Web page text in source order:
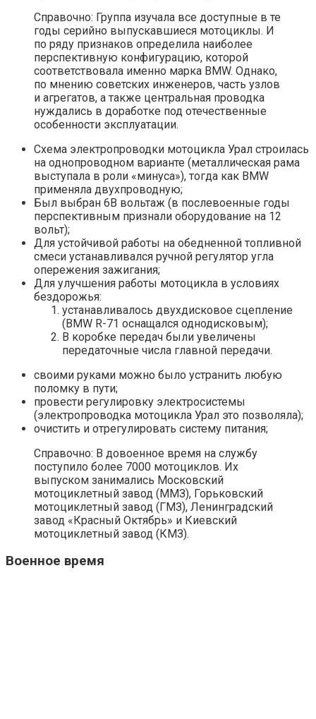
Справочно: Группа изучала все доступные в те
годы серийно выпускавшиеся мотоциклы. И
по ряду признаков определила наиболее
перспективную конфигурацию, которой
соответствовала именно марка BMW. Однако,
по мнению советских инженеров, часть узлов
и агрегатов, а также центральная проводка
нуждались в доработке под отечественные
особенности эксплуатации.
Схема электропроводки мотоцикла Урал строилась
на однопроводном варианте (металлическая рама
выступала в роли «минуса»), тогда как BMW
применяла двухпроводную;
Был выбран 6В вольтаж (в послевоенные годы
перспективным признали оборудование на 12
вольт);
Для устойчивой работы на обедненной топливной
смеси устанавливался ручной регулятор угла
опережения зажигания;
Для улучшения работы мотоцикла в условиях
бездорожья:
устанавливалось двухдисковое сцепление
(BMW R-71 оснащался однодисковым);
В коробке передач были увеличены
передаточные числа главной передачи.
своими руками можно было устранить любую
поломку в пути;
провести регулировку электросистемы
(электропроводка мотоцикла Урал это позволяла);
очистить и отрегулировать систему питания;
Справочно: В довоенное время на службу
поступило более 7000 мотоциклов. Их
выпуском занимались Московский
мотоциклетный завод (ММЗ), Горьковский
мотоциклетный завод (ГМЗ), Ленинградский
завод «Красный Октябрь» и Киевский
мотоциклетный завод (КМЗ).
Военное время